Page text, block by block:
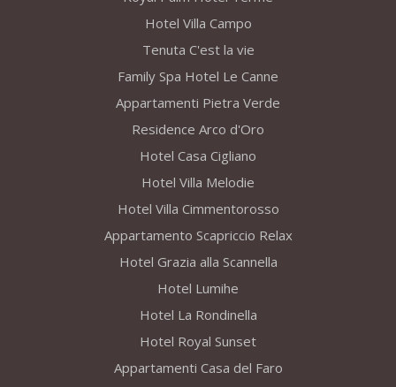
Hotel Villa Campo
Tenuta C'est la vie
Family Spa Hotel Le Canne
Appartamenti Pietra Verde
Residence Arco d'Oro
Hotel Casa Cigliano
Hotel Villa Melodie
Hotel Villa Cimmentorosso
Appartamento Scapriccio Relax
Hotel Grazia alla Scannella
Hotel Lumihe
Hotel La Rondinella
Hotel Royal Sunset
Appartamenti Casa del Faro